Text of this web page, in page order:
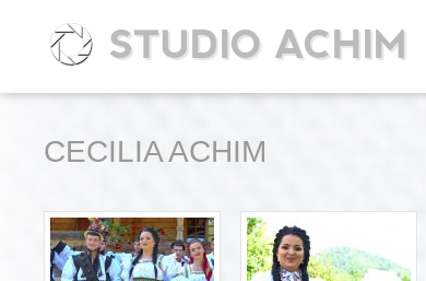
STUDIO ACHIM
CECILIA ACHIM